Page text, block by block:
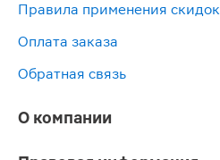
Правила применения скидок
Оплата заказа
Обратная связь
О компании